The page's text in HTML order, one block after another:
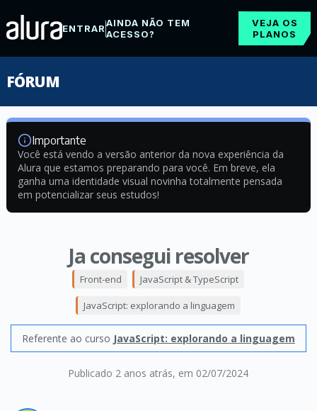
ENTRARAINDA NÃO TEM
ACESSO?
VEJA OS
PLANOS
FÓRUM
Importante
Você está vendo a versão anterior da nova experiência da
Alura que estamos preparando para você. Em breve, ela
ganha uma identidade visual novinha totalmente pensada
em potencializar seus estudos!
Ja consegui resolver
Publicado 2 anos atrás, em 02/07/2024
Front-end JavaScript & TypeScript
JavaScript: explorando a linguagem
Referente ao curso JavaScript: explorando a linguagem